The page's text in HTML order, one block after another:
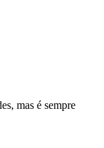
mas é sempre